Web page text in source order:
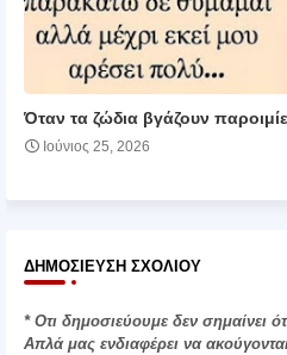
Όταν τα ζώδια βγάζουν
Ιούνιος 25, 2026
ΔΗΜΟΣΊΕΥΣΗ ΣΧΟΛΊΟΥ
* Οτι δημοσιεύουμε δεν σημαίνει
Απλά μας ενδιαφέρει να